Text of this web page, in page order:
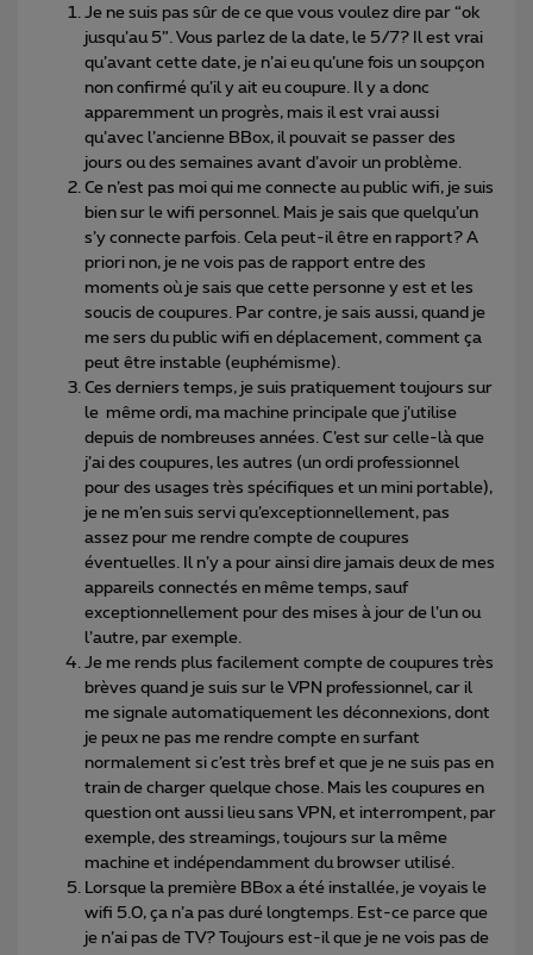
Je ne suis pas sûr de ce que vous voulez dire par “ok
jusqu’au 5”. Vous parlez de la date, le 5/7? Il est vrai
qu’avant cette date, je n’ai eu qu’une fois un soupçon
non confirmé qu’il y ait eu coupure. Il y a donc
apparemment un progrès, mais il est vrai aussi
qu’avec l’ancienne BBox, il pouvait se passer des
jours ou des semaines avant d’avoir un problème.
Ce n’est pas moi qui me connecte au public wifi, je suis
bien sur le wifi personnel. Mais je sais que quelqu’un
s’y connecte parfois. Cela peut-il être en rapport? A
priori non, je ne vois pas de rapport entre des
moments où je sais que cette personne y est et les
soucis de coupures. Par contre, je sais aussi, quand je
me sers du public wifi en déplacement, comment ça
peut être instable (euphémisme).
Ces derniers temps, je suis pratiquement toujours sur
le même ordi, ma machine principale que j’utilise
depuis de nombreuses années. C’est sur celle-là que
j’ai des coupures, les autres (un ordi professionnel
pour des usages très spécifiques et un mini portable),
je ne m’en suis servi qu’exceptionnellement, pas
assez pour me rendre compte de coupures
éventuelles. Il n’y a pour ainsi dire jamais deux de mes
appareils connectés en même temps, sauf
exceptionnellement pour des mises à jour de l’un ou
l’autre, par exemple.
Je me rends plus facilement compte de coupures très
brèves quand je suis sur le VPN professionnel, car il
me signale automatiquement les déconnexions, dont
je peux ne pas me rendre compte en surfant
normalement si c’est très bref et que je ne suis pas en
train de charger quelque chose. Mais les coupures en
question ont aussi lieu sans VPN, et interrompent, par
exemple, des streamings, toujours sur la même
machine et indépendamment du browser utilisé.
Lorsque la première BBox a été installée, je voyais le
wifi 5.0, ça n’a pas duré longtemps. Est-ce parce que
je n’ai pas de TV? Toujours est-il que je ne vois pas de